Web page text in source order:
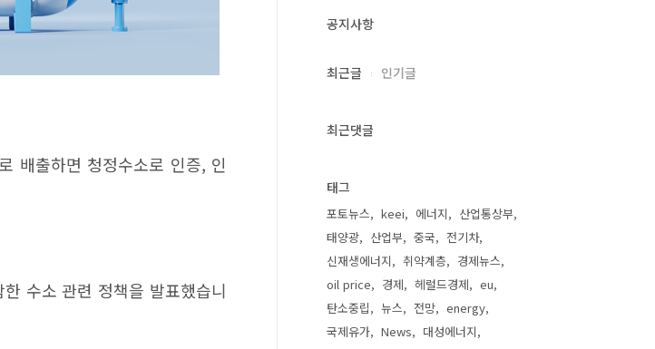
배출하면 청정수소로 인증, 인
수소 관련 정책을 발표했습니
공지사항
최근글 인기글
최근댓글
태그
포토뉴스 keei 에너지
산업통상부
태양광
산업부 중국
전기차
신재생에너지
취약계층
경제뉴스
oil price
경제 헤럴드경제
eu
탄소중립
뉴스 전망
energy
국제유가
News
대성에너지